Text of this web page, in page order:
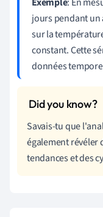
jours pendant un
sur la
constant. Cette
données
Savais-tu que
également révéler
tendances et des